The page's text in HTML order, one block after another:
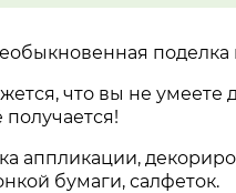
поделка
что вы не умеете
получается!
аппликации,
бумаги, салфеток.